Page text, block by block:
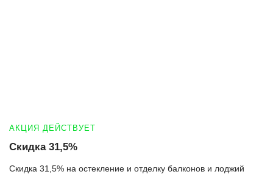
АКЦИЯ ДЕЙСТВУЕТ
Скидка 31,5%
Скидка 31,5% на остекление и отделку балконов и лоджий